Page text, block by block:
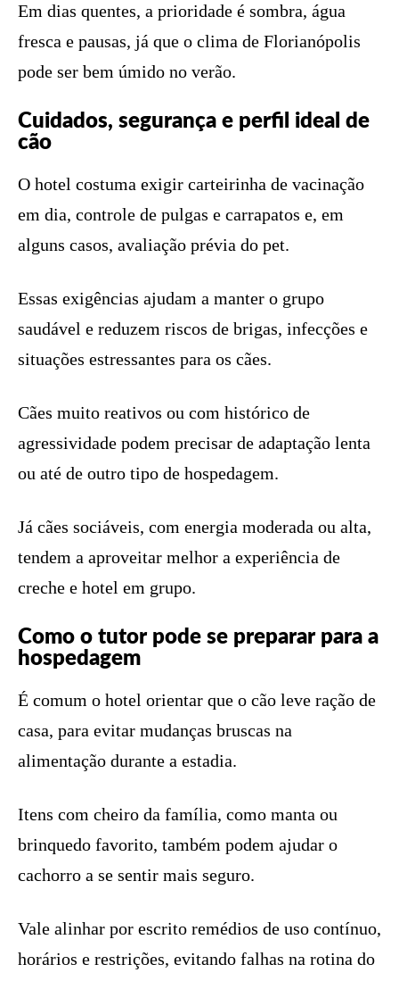
Em dias quentes, a prioridade é sombra, água
fresca e pausas, já que o clima de Florianópolis
pode ser bem úmido no verão.
Cuidados, segurança e perfil ideal de
cão
O hotel costuma exigir carteirinha de vacinação
em dia, controle de pulgas e carrapatos e, em
alguns casos, avaliação prévia do pet.
Essas exigências ajudam a manter o grupo
saudável e reduzem riscos de brigas, infecções e
situações estressantes para os cães.
Cães muito reativos ou com histórico de
agressividade podem precisar de adaptação lenta
ou até de outro tipo de hospedagem.
Já cães sociáveis, com energia moderada ou alta,
tendem a aproveitar melhor a experiência de
creche e hotel em grupo.
Como o tutor pode se preparar para a
hospedagem
É comum o hotel orientar que o cão leve ração de
casa, para evitar mudanças bruscas na
alimentação durante a estadia.
Itens com cheiro da família, como manta ou
brinquedo favorito, também podem ajudar o
cachorro a se sentir mais seguro.
Vale alinhar por escrito remédios de uso contínuo,
horários e restrições, evitando falhas na rotina do